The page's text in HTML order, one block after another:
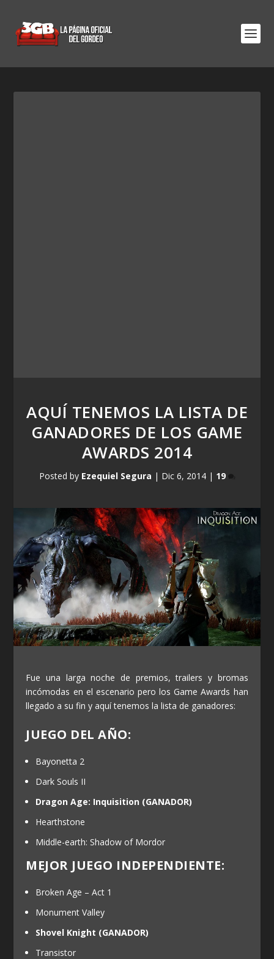
AQUÍ TENEMOS LA LISTA DE
GANADORES DE LOS GAME
AWARDS 2014
Posted by Ezequiel Segura | Dic 6, 2014| 19
Fue una larga noche de premios, trailers y bromas
incómodas en el escenario pero los Game Awards han
llegado a su fin y aquí tenemos la lista de ganadores:
JUEGO DEL AÑO:
Bayonetta 2
Dark Souls II
Dragon Age: Inquisition (GANADOR)
Hearthstone
Middle-earth: Shadow of Mordor
MEJOR JUEGO INDEPENDIENTE:
Broken Age – Act 1
Monument Valley
Shovel Knight (GANADOR)
Transistor